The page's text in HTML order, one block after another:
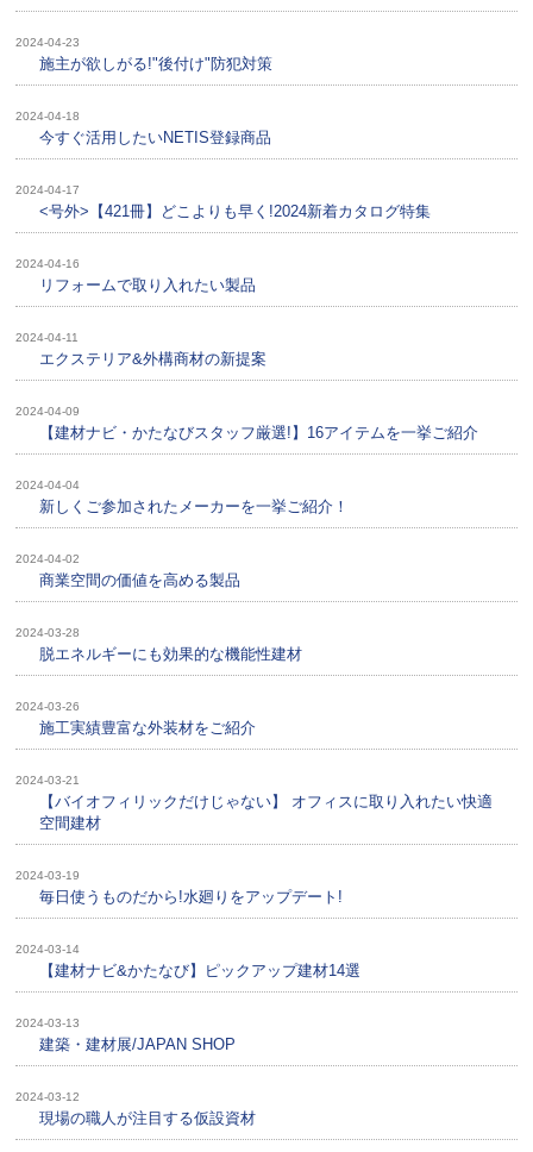
2024-04-23
施主が欲しがる!"後付け"防犯対策
2024-04-18
今すぐ活用したいNETIS登録商品
2024-04-17
<号外>【421冊】どこよりも早く!2024新着カタログ特集
2024-04-16
リフォームで取り入れたい製品
2024-04-11
エクステリア&外構商材の新提案
2024-04-09
【建材ナビ・かたなびスタッフ厳選!】16アイテムを一挙ご紹介
2024-04-04
新しくご参加されたメーカーを一挙ご紹介！
2024-04-02
商業空間の価値を高める製品
2024-03-28
脱エネルギーにも効果的な機能性建材
2024-03-26
施工実績豊富な外装材をご紹介
2024-03-21
【バイオフィリックだけじゃない】 オフィスに取り入れたい快適
空間建材
2024-03-19
毎日使うものだから!水廻りをアップデート!
2024-03-14
【建材ナビ&かたなび】ピックアップ建材14選
2024-03-13
建築・建材展/JAPAN SHOP
2024-03-12
現場の職人が注目する仮設資材